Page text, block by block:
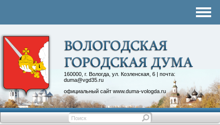
160000, г. Вологда, ул. Козленская, 6 | почта:
duma@vgd35.ru
официальный сайт www.duma-vologda.ru
Контакты
Депутатские объединения